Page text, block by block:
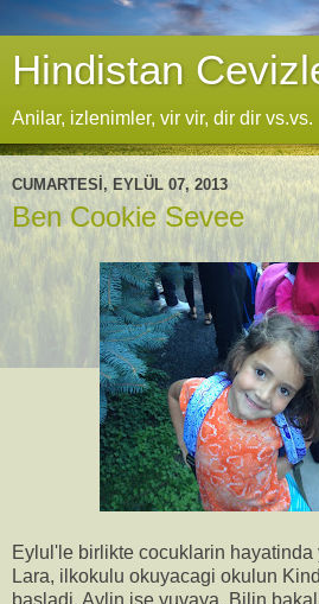
Hindistan
Anilar, izlenimler, vir vir, dir dir vs.vs.
CUMARTESI, EYLÜL 07, 2013
Ben Cookie Sevee
Eylul'le birlikte cocuklarin
Lara, ilkokulu okuyacagi okulun
basladi, Aylin ise yuvaya. Bilin